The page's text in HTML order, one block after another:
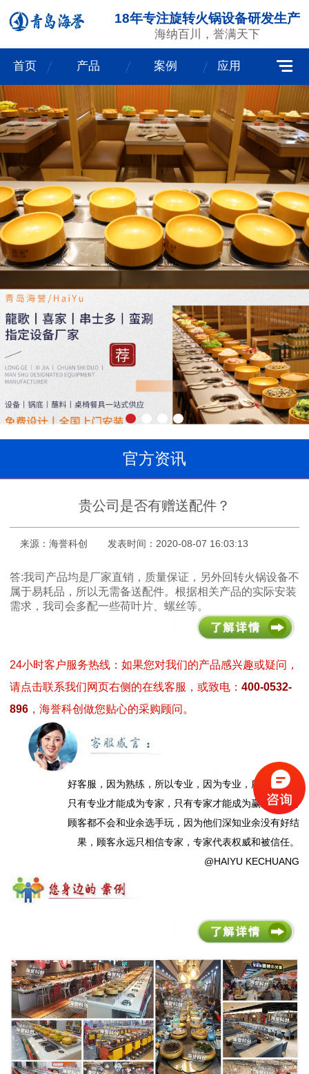
18年专注旋转火锅设备研发生产
海纳百川，誉满天下
首页 产品 案例 应用
我们
官方资讯
贵公司是否有赠送配件？
来源：海誉科创 发表时间：2020-08-07 16:03:13
答:我司产品均是厂家直销，质量保证，另外回转火锅设备不
属于易耗品，所以无需备送配件。根据相关产品的实际安装
需求，我司会多配一些荷叶片、螺丝等。
24小时客户服务热线：如果您对我们的产品感兴趣或疑问，
请点击联系我们网页右侧的在线客服，或致电： 400-0532-
896 ，海誉科创做您贴心的采购顾问。
好客服，因为熟练，所以专业，因为专业，所以极致。
只有专业才能成为专家，只有专家才能成为赢家。任何
顾客都不会和业余选手玩，因为他们深知业余没有好结
果，顾客永远只相信专家，专家代表权威和被信任。
@HAIYU KECHUANG